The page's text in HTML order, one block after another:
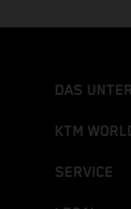
DAS
KTM
SERVICE